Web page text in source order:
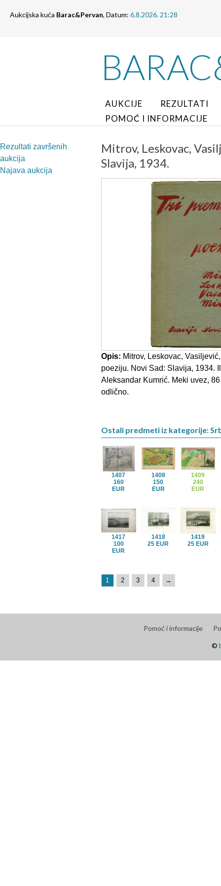
Aukcijska kuća Barac&Pervan, Datum: 6.8.2026. 21:28
AUKCIJE
REZULTATI
POMOĆ I INFORMACIJE
Rezultati završenih
aukcija
Najava aukcija
Mitrov, Leskovac,
Slavija, 1934.
Opis: Mitrov, Leskovac,
poeziju. Novi Sad: Slavija, 1934.
Aleksandar Kumrić. Meki uvez,
odlično.
Ostali predmeti iz kategorije:
1407
160
EUR
1408
150
EUR
1409
240
EUR
1417
100
EUR
1418
25 EUR
1419
25 EUR
1 2 3 4 →
Pomoć i informacije
©